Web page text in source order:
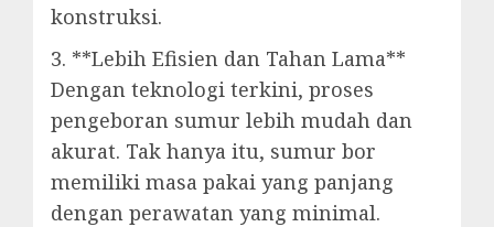
konstruksi.
3. **Lebih Efisien dan Tahan Lama**
Dengan teknologi terkini, proses
pengeboran sumur lebih mudah dan
akurat. Tak hanya itu, sumur bor
memiliki masa pakai yang panjang
dengan perawatan yang minimal.